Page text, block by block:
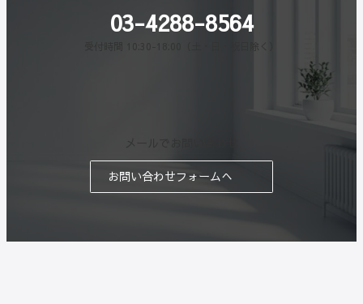
03-4288-8564
受付時間 10:30-18:00（土・日・祝日除く）
お問い合わせフォームへ